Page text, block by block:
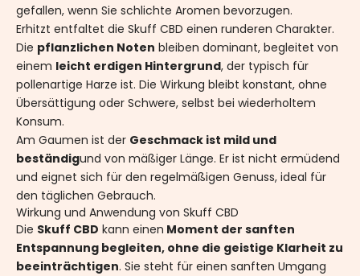
gefallen, wenn Sie schlichte Aromen bevorzugen.
Erhitzt entfaltet die Skuff CBD einen runderen Charakter.
Die pflanzlichen Noten bleiben dominant, begleitet von
einem leicht erdigen Hintergrund, der typisch für
pollenartige Harze ist. Die Wirkung bleibt konstant, ohne
Übersättigung oder Schwere, selbst bei wiederholtem
Konsum.
Am Gaumen ist der Geschmack ist mild und
beständigund von mäßiger Länge. Er ist nicht ermüdend
und eignet sich für den regelmäßigen Genuss, ideal für
den täglichen Gebrauch.
Wirkung und Anwendung von Skuff CBD
Die Skuff CBD kann einen Moment der sanften
Entspannung begleiten, ohne die geistige Klarheit zu
beeinträchtigen. Sie steht für einen sanften Umgang